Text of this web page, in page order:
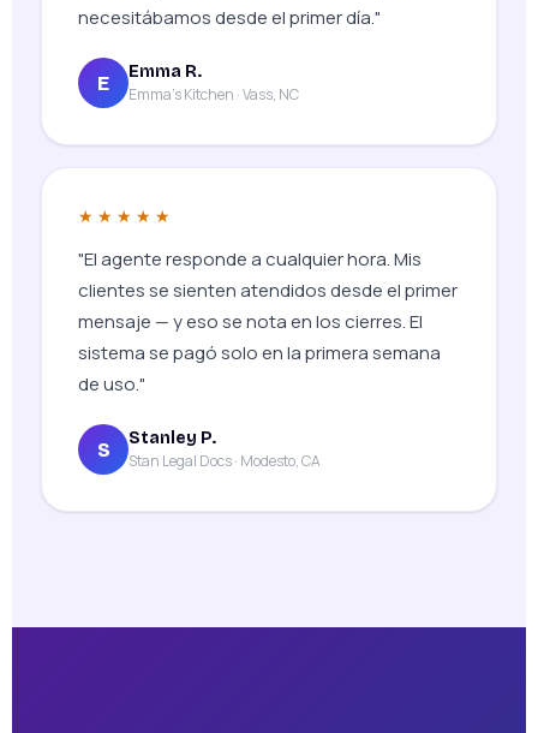
necesitábamos desde el primer día."
E
Emma R.
Emma's Kitchen · Vass, NC
★★★★★
"El agente responde a cualquier hora. Mis
clientes se sienten atendidos desde el primer
mensaje — y eso se nota en los cierres. El
sistema se pagó solo en la primera semana
de uso."
S
Stanley P.
Stan Legal Docs · Modesto, CA